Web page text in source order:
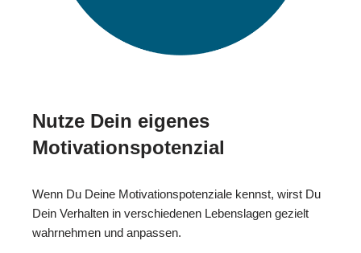
Nutze Dein eigenes
Motivationspotenzial
Wenn Du Deine Motivationspotenziale kennst, wirst Du
Dein Verhalten in verschiedenen Lebenslagen gezielt
wahrnehmen und anpassen.